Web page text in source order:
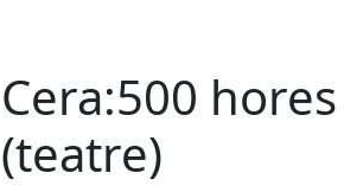
Cera:500
(teatre)